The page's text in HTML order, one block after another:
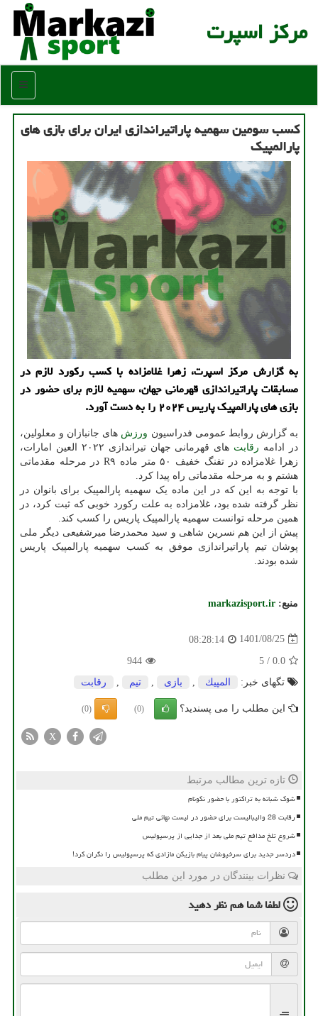
مركز اسپرت
منو
کسب سومین سهمیه پاراتیراندازی ایران برای بازی های
پارالمپیک
به گزارش مرکز اسپرت، زهرا غلامزاده با کسب رکورد لازم در
مسابقات پاراتیراندازی قهرمانی جهان، سهمیه لازم برای حضور در
بازی های پارالمپیک پاریس ۲۰۲۴ را به دست آورد.
به گزارش روابط عمومی فدراسیون ورزش های جانبازان و معلولین،
در ادامه رقابت
های قهرمانی جهان تیراندازی ۲۰۲۲ العین امارات،
زهرا غلامزاده در تفنگ خفیف ۵۰ متر ماده R۹ در مرحله مقدماتی
هشتم و به مرحله مقدماتی راه پیدا کرد.
با توجه به این که در این ماده یک سهمیه پارالمپیک برای بانوان در
نظر گرفته شده بود، غلامزاده به علت رکورد خوبی که ثبت کرد، در
همین مرحله توانست سهمیه پارالمپیک پاریس را کسب کند.
پیش از این هم نسرین شاهی و سید محمدرضا میرشفیعی دیگر ملی
پوشان تیم پاراتیراندازی موفق به کسب سهمیه پارالمپیک پاریس
شده بودند.
منبع: markazisport.ir
1401/08/25
08:28:14
0.0
/
5
944
تگهای خبر:
المپیك بازی تیم رقابت
این مطلب را می پسندید؟ (0)
(0)
X
تازه ترین مطالب مرتبط
شوک شبانه به تراکتور با حضور نکونام
رقابت 28 والیبالیست برای حضور در لیست نهائی تیم ملی
شروع تلخ مدافع تیم ملی بعد از جدایی از پرسپولیس
دردسر جدید برای سرخپوشان پیام بازیکن مازادی که پرسپولیس را نگران کرد!
نظرات بینندگان در مورد این مطلب
لطفا شما همنظر دهید